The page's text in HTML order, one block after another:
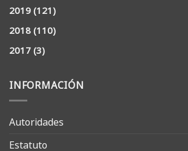
2019(121)
2018(110)
2017(3)
INFORMACIÓN
Autoridades
Estatuto